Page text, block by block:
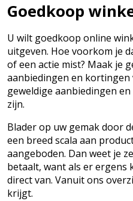
Goedkoop
U wilt goedkoop online
uitgeven. Hoe voorkom je
of een actie mist? Maak je
aanbiedingen en kortingen
geweldige aanbiedingen
zijn.
Blader op uw gemak door
een breed scala aan
aangeboden. Dan weet je
betaalt, want als er
direct van. Vanuit ons
krijgt.